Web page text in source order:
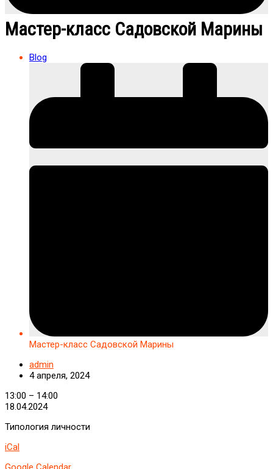
Мастер-класс Садовской Марины
Blog
Мастер-класс Садовской Марины
admin
4 апреля, 2024
Мастер-
класс
Марины
13:00 – 14:00
18.04.2024
Типология личности
iCal